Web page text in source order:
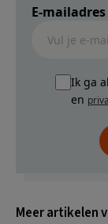
E-mailadres
Ik ga
en
Meer artikelen